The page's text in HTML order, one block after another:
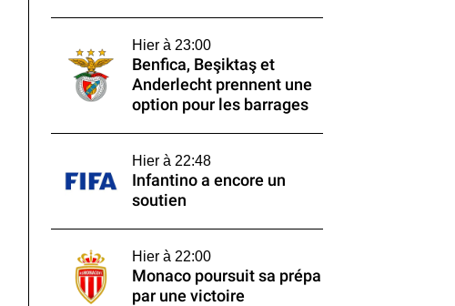
Hier à 23:00
Benfica, Beşiktaş et
Anderlecht prennent une
option pour les barrages
Hier à 22:48
Infantino a encore un
soutien
Hier à 22:00
Monaco poursuit sa prépa
par une victoire